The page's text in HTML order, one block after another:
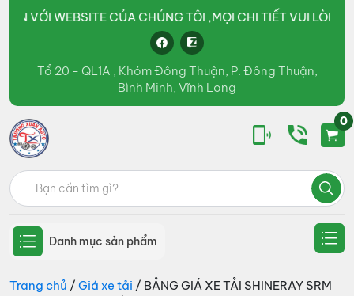
CỦA CHÚNG TÔI ,MỌI CHI TIẾT VUI LÒNG LIÊN HỆ
Tổ 20 - QL1A , Khóm Đông Thuận, P. Đông Thuận,
Bình Minh, Vĩnh Long
Ô
tô
Trường
Xuân
Group
kinh
doanh
loại
xe
tải,
Tìm
kiếm:
0
Danh mục sản phẩm
Trang chủ / Giá xe tải / BẢNG GIÁ XE TẢI SHINERAY SRM